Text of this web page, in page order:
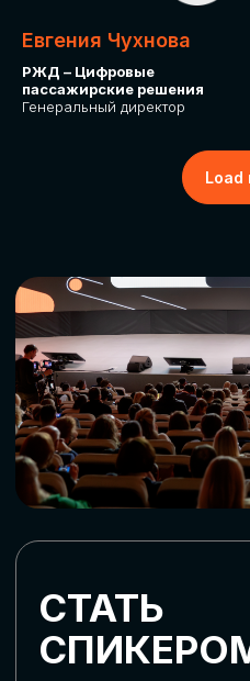
Евгения Чухнова
РЖД – Цифровые
пассажирские решения
Генеральный директор
Load